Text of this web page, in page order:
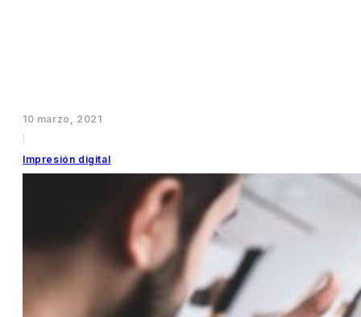
10 marzo, 2021
Impresión digital